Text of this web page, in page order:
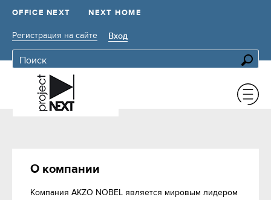
OFFICE NEXT NEXT HOME
Регистрация на сайте Вход
О компании
Компания AKZO NOBEL является мировым лидером